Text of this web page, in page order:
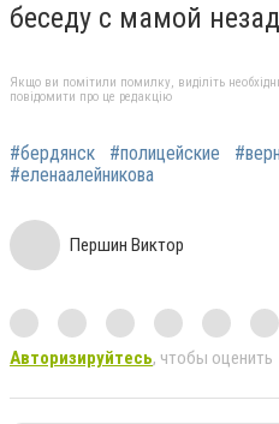
беседу с мамой
Якщо ви помітили помилку, виділіть
повідомити про це редакцію
#бердянск #полицейские
#еленаалейникова
Першин Виктор
Авторизируйтесь, чтобы оценить